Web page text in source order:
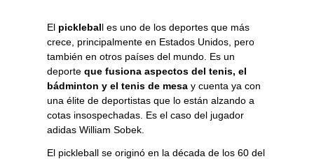
El pickleball es uno de los deportes que más
crece, principalmente en Estados Unidos, pero
también en otros países del mundo. Es un
deporteque fusiona aspectos del tenis, el
bádminton y el tenis de mesa y cuenta ya con
una élite de deportistas que lo están alzando a
cotas insospechadas. Es el caso del jugador
adidasWilliam Sobek.
El pickleball se originó en la década de los 60 del